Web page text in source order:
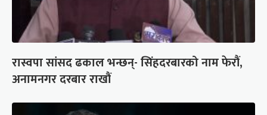
रास्वपा सांसद ढकाल भन्छन्- सिंहदरबारको नाम फेरौं,
अनामनगर दरबार राखौं